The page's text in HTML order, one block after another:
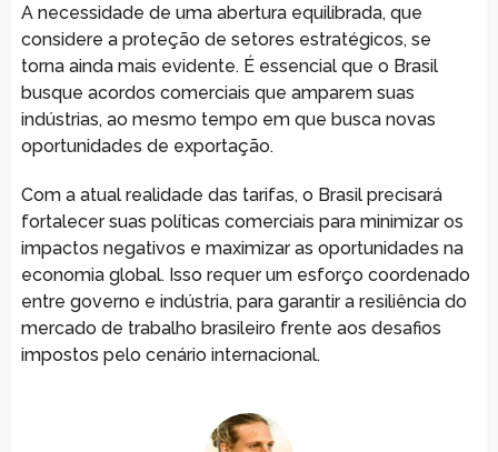
A necessidade de uma abertura equilibrada, que
considere a proteção de setores estratégicos, se
torna ainda mais evidente. É essencial que o Brasil
busque acordos comerciais que amparem suas
indústrias, ao mesmo tempo em que busca novas
oportunidades de exportação.
Com a atual realidade das tarifas, o Brasil precisará
fortalecer suas políticas comerciais para minimizar os
impactos negativos e maximizar as oportunidades na
economia global. Isso requer um esforço coordenado
entre governo e indústria, para garantir a resiliência do
mercado de trabalho brasileiro frente aos desafios
impostos pelo cenário internacional.